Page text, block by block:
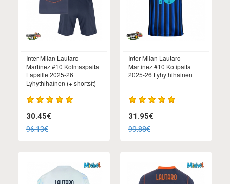
Inter Milan Lautaro
Martinez #10 Kolmaspaita
Lapsille 2025-26
Lyhythihainen (+ shortsit)
30.45€
96.13€
Inter Milan Lautaro
Martinez #10 Kotipaita
2025-26 Lyhythihainen
31.95€
99.88€